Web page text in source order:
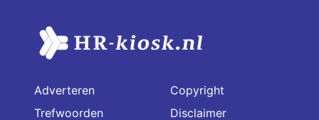
Adverteren
Trefwoorden
Copyright
Disclaimer